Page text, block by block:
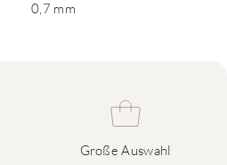
0,7 mm
Große Auswahl